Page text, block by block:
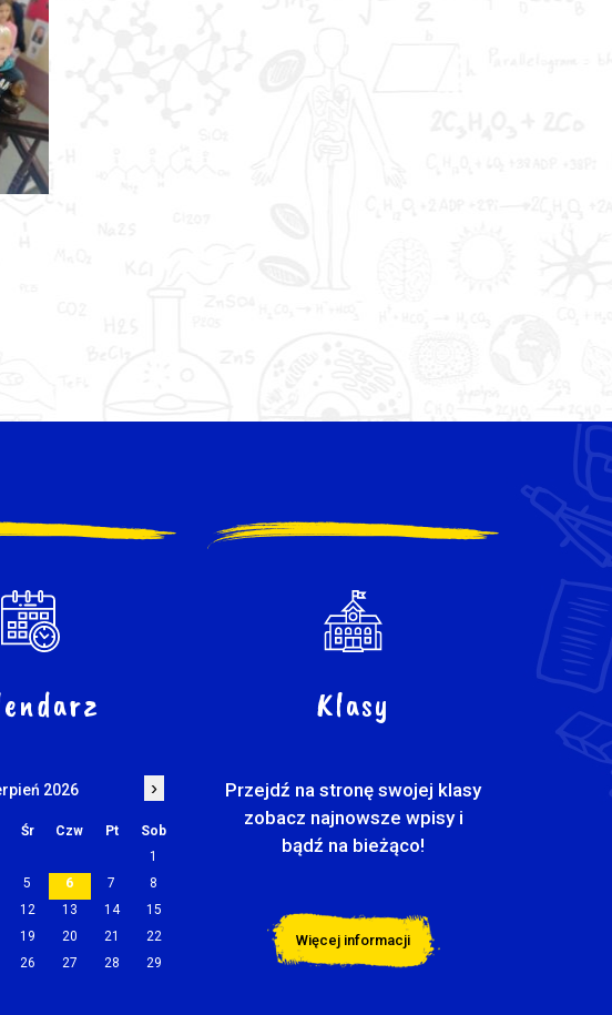
2026 ›
Śr Czw Pt
Sob
1
5 6 7
8
12 13 14
15
19 20 21
22
26 27 28
29
Klasy
Przejdź na stronę swojej klasy
zobacz najnowsze wpisy i
bądź na bieżąco!
Więcej informacji